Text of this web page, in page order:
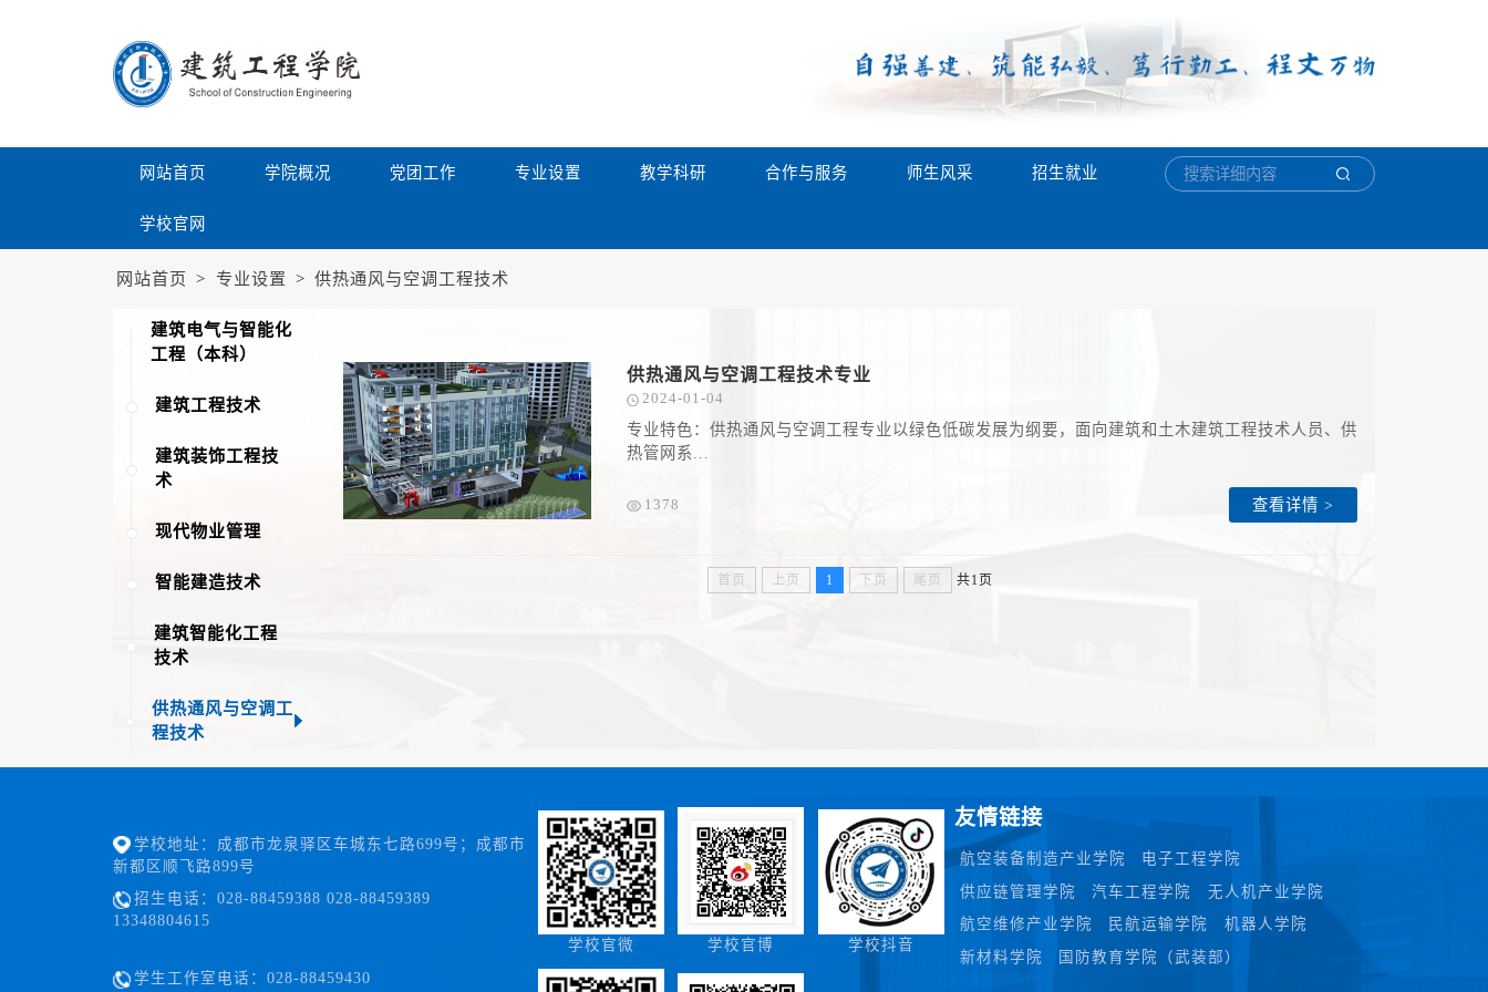
网站首页 学院概况 党团工作 专业设置 教学科研 合作与服务 师生风采 招生就业
学校官网
网站首页 > 专业设置 > 供热通风与空调工程技术
建筑电气与智能化
工程（本科）
建筑工程技术
建筑装饰工程技
术
现代物业管理
智能建造技术
建筑智能化工程
技术
供热通风与空调工
程技术
供热通风与空调工程技术专业
2024-01-04
专业特色：供热通风与空调工程专业以绿色低碳发展为纲要，面向建筑和土木建筑工程技术人员、供
热管网系...
1378 查看详情 >
首页 上页 1 下页 尾页 共1页
学校地址：成都市龙泉驿区车城东七路699号；成都市
新都区顺飞路899号
招生电话：028-88459388 028-88459389
13348804615
学生工作室电话：028-88459430
学校官微 学校官博 学校抖音
友情链接
航空装备制造产业学院
电子工程学院
供应链管理学院
汽车工程学院
无人机产业学院
航空维修产业学院
民航运输学院
机器人学院
新材料学院
国防教育学院（武装部）